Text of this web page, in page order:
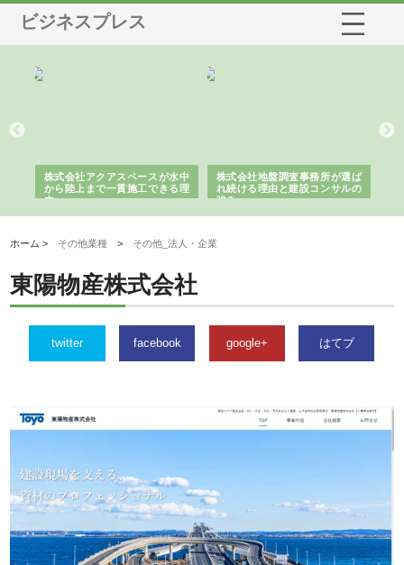
ビジネスプレス
株式会社アクアスペースが水中
から陸上まで一貫施工できる理
由
株式会社地盤調査事務所が選ば
れ続ける理由と建設コンサルの
強み
ホーム > その他業種 > その他_法人・企業
東陽物産株式会社
twitter facebook google+ はてブ